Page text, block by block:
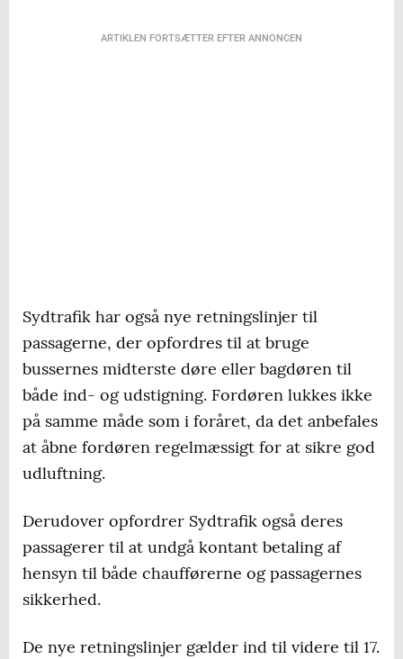
ARTIKLEN FORTSÆTTER EFTER ANNONCEN
Sydtrafik har også nye retningslinjer til
passagerne, der opfordres til at bruge
bussernes midterste døre eller bagdøren til
både ind- og udstigning. Fordøren lukkes ikke
på samme måde som i foråret, da det anbefales
at åbne fordøren regelmæssigt for at sikre god
udluftning.
Derudover opfordrer Sydtrafik også deres
passagerer til at undgå kontant betaling af
hensyn til både chaufførerne og passagernes
sikkerhed.
De nye retningslinjer gælder ind til videre til 17.